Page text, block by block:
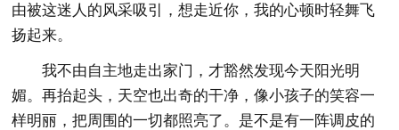
由被这迷人的风采吸引，想走近你，我的心顿时轻舞飞
扬起来。
我不由自主地走出家门，才豁然发现今天阳光明
媚。再抬起头，天空也出奇的干净，像小孩子的笑容一
样明丽，把周围的一切都照亮了。是不是有一阵调皮的